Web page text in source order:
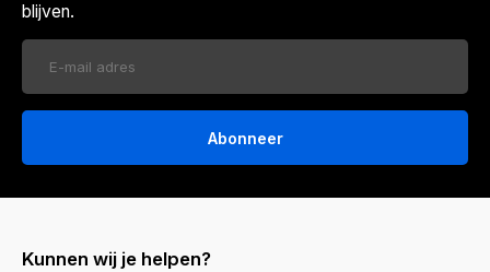
blijven.
Abonneer
Kunnen wij je helpen?